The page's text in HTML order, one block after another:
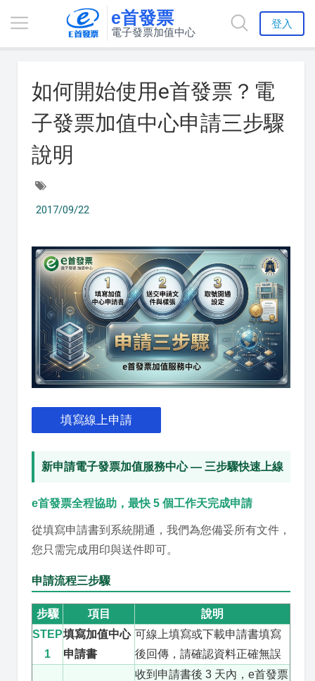
e首發票
電子發票加值中心
登入
如何開始使用e首發票？電
子發票加值中心申請三步驟
說明
2017/09/22
填寫線上申請
新申請電子發票加值服務中心 — 三步驟快速上線
e首發票全程協助，最快 5 個工作天完成申請
從填寫申請書到系統開通，我們為您備妥所有文件，
您只需完成用印與送件即可。
申請流程三步驟
步驟 項目
說明
STEP
1
填寫加值中心
申請書
可線上填寫或下載申請書填寫
後回傳，請確認資料正確無誤
收到申請書後 3 天內，e首發票